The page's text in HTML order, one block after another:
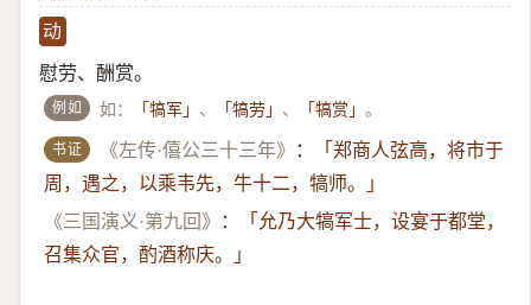
动
慰劳、酬赏。
例如 如： 「犒军」 、 「犒劳」 、 「犒赏」。
书证 《左传·僖公三十三年》 ：
「郑商人弦高，将市于
周，遇之，以乘韦先，牛十二，犒师。」
《三国演义·第九回》
：
「允乃大犒军士，设宴于都堂，
召集众官，酌酒称庆。」